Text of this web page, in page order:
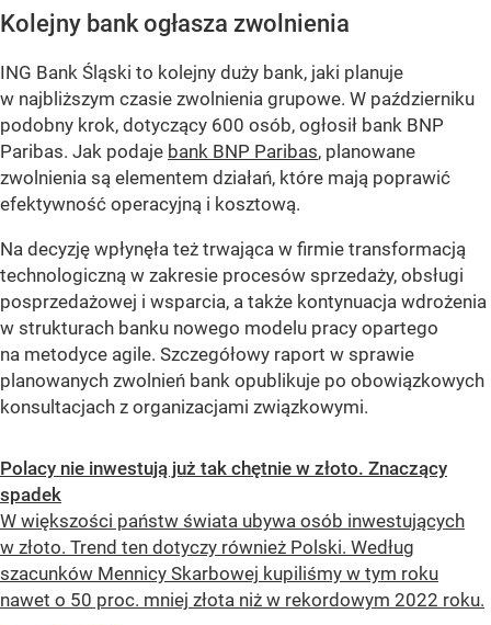
Kolejny bank ogłasza zwolnienia
ING Bank Śląski to kolejny duży bank, jaki planuje
w najbliższym czasie zwolnienia grupowe. W październiku
podobny krok, dotyczący 600 osób, ogłosił bank BNP
Paribas. Jak podaje bank BNP Paribas, planowane
zwolnienia są elementem działań, które mają poprawić
efektywność operacyjną i kosztową.
Na decyzję wpłynęła też trwająca w firmie transformacją
technologiczną w zakresie procesów sprzedaży, obsługi
posprzedażowej i wsparcia, a także kontynuacja wdrożenia
w strukturach banku nowego modelu pracy opartego
na metodyce agile. Szczegółowy raport w sprawie
planowanych zwolnień bank opublikuje po obowiązkowych
konsultacjach z organizacjami związkowymi.
Polacy nie inwestują już tak chętnie w złoto. Znaczący
spadek
W większości państw świata ubywa osób inwestujących
w złoto. Trend ten dotyczy również Polski. Według
szacunków Mennicy Skarbowej kupiliśmy w tym roku
nawet o 50 proc. mniej złota niż w rekordowym 2022 roku.